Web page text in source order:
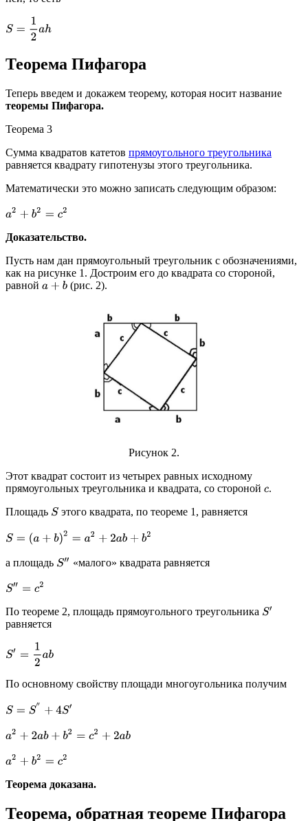
S 2a
Теорема Пифагора
Теперь введем и докажем теорему, которая носит название
теоремы Пифагора.
Теорема 3
Сумма квадратов катетов прямоугольного треугольника
равняется квадрату гипотенузы этого треугольника.
Математически это можно записать следующим образом:
a 2+ b2 =c2
Доказательство.
Пусть нам дан прямоугольный треугольник с обозначениями,
как на рисунке 1. Достроим его до квадрата со стороной,
равной a+b (рис. 2).
Рисунок 2.
Этот квадрат состоит из четырех равных исходному
прямоугольных треугольника и квадрата, со стороной c.
Площадь S этого квадрата, по теореме 1, равняется
S=(a +b)2 =a 2+ 2ab +b2
а площадь S″ «малого» квадрата равняется
S″ =c 2
По теореме 2, площадь прямоугольного треугольника S′
равняется
S 2a
По основному свойству площади многоугольника получим
S= S″ +4S′
a 2+2a b+ b2 =c2+2 ab
a 2+ b2 =c2
Теорема доказана.
Теорема, обратная теореме Пифагора